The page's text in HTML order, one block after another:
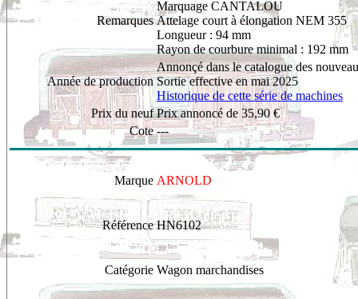
Remarques
Marquage CANTALOU
Attelage court à élongation NEM 355
Longueur : 94 mm
Rayon de courbure minimal : 192 mm
Année de production
Annonçé dans le catalogue des
Sortie effective en mai 2025
Historique de cette série de machines
Prix du neuf Prix annoncé de 35,90 €
Cote ---
Marque ARNOLD
Référence HN6102
Catégorie Wagon marchandises